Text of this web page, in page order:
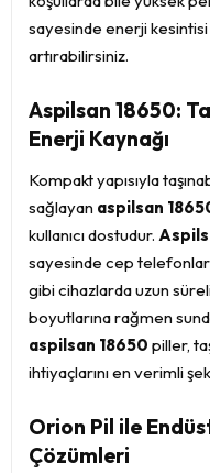
sayesinde enerji kesintisi
artırabilirsiniz.
Aspilsan 18650:
Enerji Kaynağı
Kompakt yapısıyla
sağlayan aspilsan
kullanıcı dostudur.
sayesinde cep
gibi cihazlarda uzun
boyutlarına rağmen
aspilsan 18650 piller,
ihtiyaçlarını en verimli
Orion Pil ile
Çözümleri